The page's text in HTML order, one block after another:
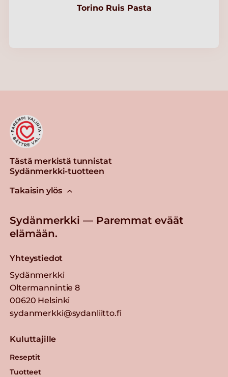
Torino Ruis Pasta
Tästä merkistä tunnistat
Sydänmerkki-tuotteen
Takaisin ylös
Sydänmerkki — Paremmat eväät
elämään.
Yhteystiedot
Sydänmerkki
Oltermannintie 8
00620 Helsinki
sydanmerkki@sydanliitto.fi
Kuluttajille
Reseptit
Tuotteet